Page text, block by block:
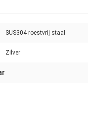
SUS304 roestvrij staal
Zilver